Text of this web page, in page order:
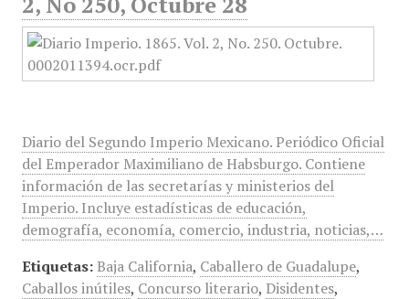
Diario del Segundo Imperio Mexicano. Periódico Oficial
del Emperador Maximiliano de Habsburgo. Contiene
información de las secretarías y ministerios del
Imperio. Incluye estadísticas de educación,
demografía, economía, comercio, industria, noticias,…
Etiquetas: Baja California, Caballero de Guadalupe,
Caballos inútiles, Concurso literario, Disidentes,